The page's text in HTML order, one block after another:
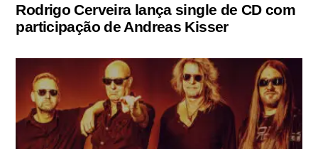
Rodrigo Cerveira lança single de CD com
participação de Andreas Kisser